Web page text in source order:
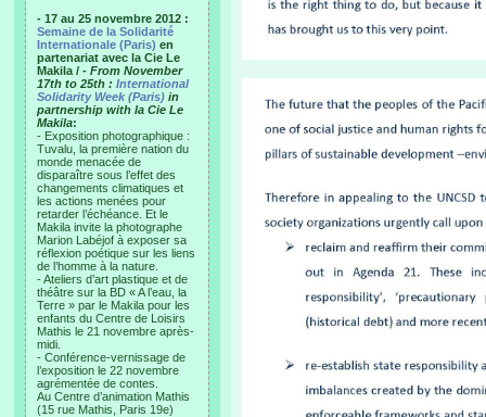
- 17 au 25 novembre 2012 :
Semaine de la Solidarité
Internationale (Paris) en
partenariat avec la Cie Le
Makila / - From November
17th to 25th : International
Solidarity Week (Paris) in
partnership with la Cie Le
Makila:
- Exposition photographique :
Tuvalu, la première nation du
monde menacée de
disparaître sous l’effet des
changements climatiques et
les actions menées pour
retarder l’échéance. Et le
Makila invite la photographe
Marion Labéjof à exposer sa
réflexion poétique sur les liens
de l’homme à la nature.
- Ateliers d’art plastique et de
théâtre sur la BD « A l’eau, la
Terre » par le Makila pour les
enfants du Centre de Loisirs
Mathis le 21 novembre après-
midi.
- Conférence-vernissage de
l’exposition le 22 novembre
agrémentée de contes.
Au Centre d’animation Mathis
(15 rue Mathis, Paris 19e)